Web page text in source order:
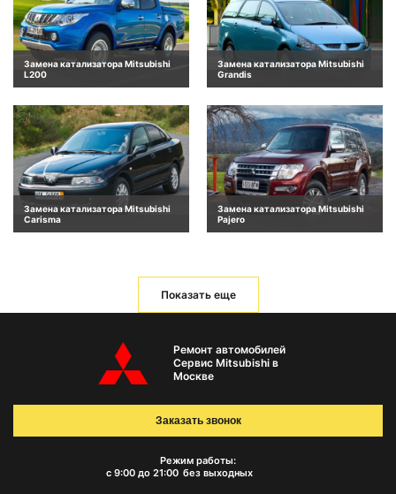
Замена катализатора Mitsubishi
L200
Замена катализатора Mitsubishi
Grandis
Замена катализатора Mitsubishi
Carisma
Замена катализатора Mitsubishi
Pajero
Показать еще
Ремонт автомобилей
Сервис Mitsubishi в
Москве
Режим работы:
с 9:00 до 21:00 без выходных
Заказать звонок